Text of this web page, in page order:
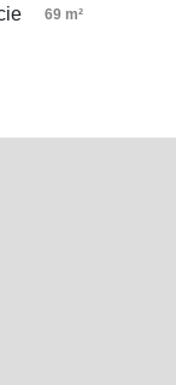
69 m²